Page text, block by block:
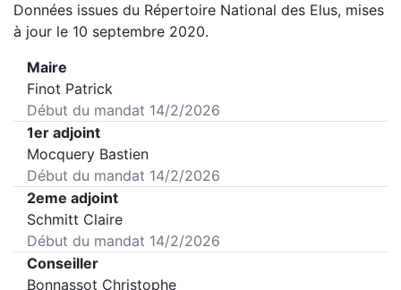
Données issues du Répertoire National des Elus, mises
à jour le 10 septembre 2020.
Maire
Finot Patrick
Début du mandat 14/2/2026
1er adjoint
Mocquery Bastien
Début du mandat 14/2/2026
2eme adjoint
Schmitt Claire
Début du mandat 14/2/2026
Conseiller
Bonnassot Christophe